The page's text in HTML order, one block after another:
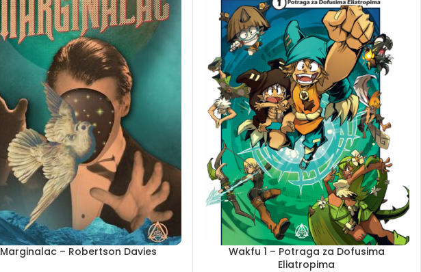
Marginalac – Robertson Davies
Wakfu 1 – Potraga za Dofusima
Eliatropima